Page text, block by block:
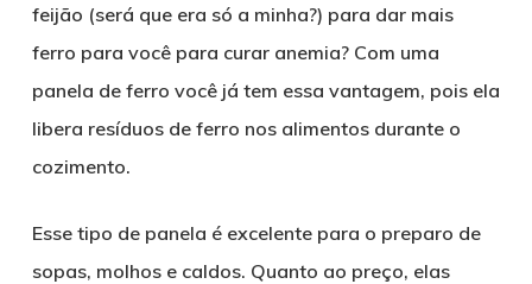
feijão (será que era só a minha?) para dar mais
ferro para você para curar anemia? Com uma
panela de ferro você já tem essa vantagem, pois ela
libera resíduos de ferro nos alimentos durante o
cozimento.
Esse tipo de panela é excelente para o preparo de
sopas, molhos e caldos. Quanto ao preço, elas